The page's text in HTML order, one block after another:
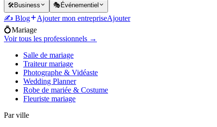
🛠️Business 🎭 Événementiel
✍️ Blog Ajouter mon entrepriseAjouter
💍Mariage
Voir tous les professionnels →
Salle de mariage
Traiteur mariage
Photographe & Vidéaste
Wedding Planner
Robe de mariée & Costume
Fleuriste mariage
Par ville